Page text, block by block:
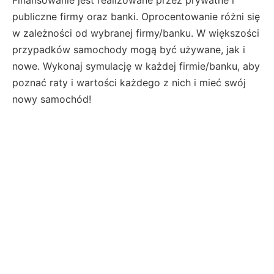
publiczne firmy oraz banki. Oprocentowanie różni się
w zależności od wybranej firmy/banku. W większości
przypadków samochody mogą być używane, jak i
nowe. Wykonaj symulację w każdej firmie/banku, aby
poznać raty i wartości każdego z nich i mieć swój
nowy samochód!